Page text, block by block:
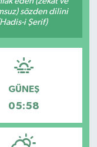
sözden dilini
i Şerif)
GÜNEŞ
05:58